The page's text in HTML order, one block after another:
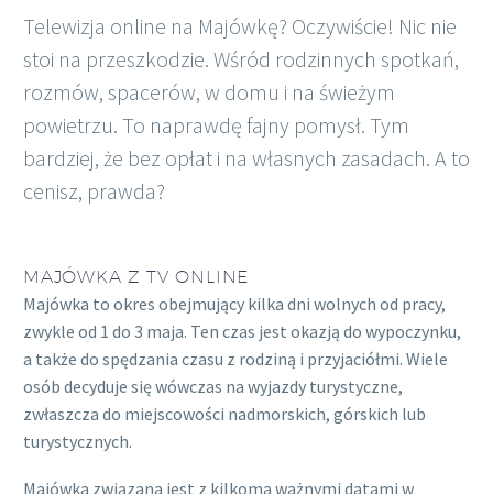
Telewizja online na Majówkę? Oczywiście! Nic nie
stoi na przeszkodzie. Wśród rodzinnych spotkań,
rozmów, spacerów, w domu i na świeżym
powietrzu. To naprawdę fajny pomysł. Tym
bardziej, że bez opłat i na własnych zasadach. A to
cenisz, prawda?
MAJÓWKA Z TV ONLINE
Majówka to okres obejmujący kilka dni wolnych od pracy,
zwykle od 1 do 3 maja. Ten czas jest okazją do wypoczynku,
a także do spędzania czasu z rodziną i przyjaciółmi. Wiele
osób decyduje się wówczas na wyjazdy turystyczne,
zwłaszcza do miejscowości nadmorskich, górskich lub
turystycznych.
Majówka związana jest z kilkoma ważnymi datami w